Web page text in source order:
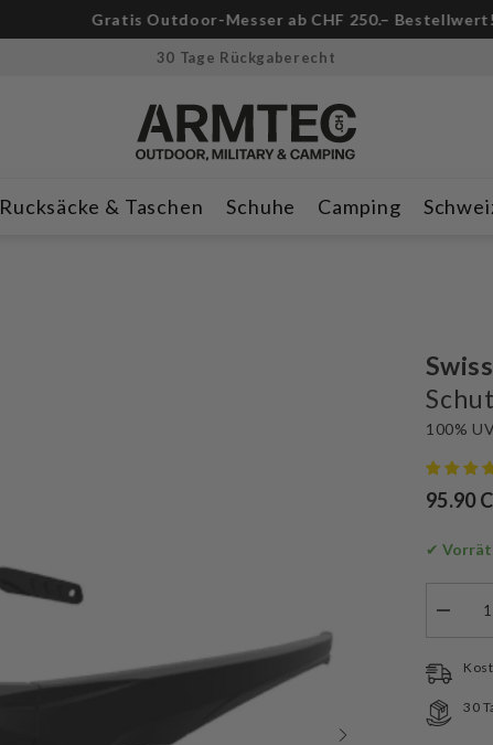
Messer ab CHF 250.– Bestellwert!🔪Nur für kurze Zeit &
30 Tage Rückgaberecht
Rucksäcke & Taschen Schuhe Camping
100%
95.90
✔
Menge
Swiss
Eye
30